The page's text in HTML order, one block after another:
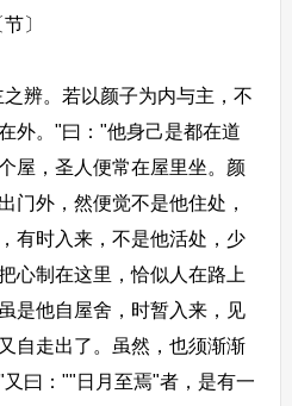
〕
。若以颜子为内与主，不
外。"曰："他身己是都在道
屋，圣人便常在屋里坐。颜
门外，然便觉不是他住处，
有时入来，不是他活处，少
心制在这里，恰似人在路上
是他自屋舍，时暂入来，见
自走出了。虽然，也须渐渐
曰：""日月至焉"者，是有一